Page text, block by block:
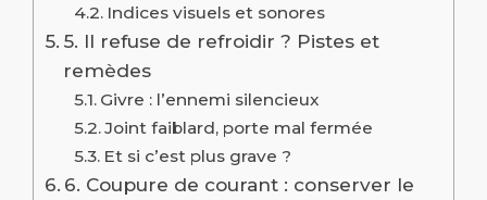
Indices visuels et sonores
5. Il refuse de refroidir ? Pistes et
remèdes
Givre : l’ennemi silencieux
Joint faiblard, porte mal fermée
Et si c’est plus grave ?
6. Coupure de courant : conserver le